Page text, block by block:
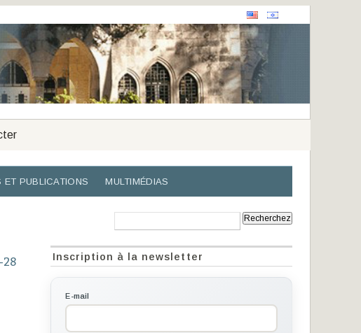
ET PUBLICATIONS MULTIMÉDIAS
28
Inscription à la newsletter
E-mail